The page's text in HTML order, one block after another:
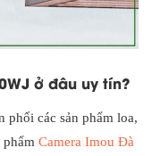
ở đâu uy tín?
phối các sản phẩm loa,
Camera Imou Đà